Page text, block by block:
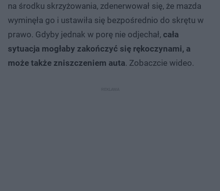
na środku skrzyżowania, zdenerwował się, że mazda
wyminęła go i ustawiła się bezpośrednio do skrętu w
prawo. Gdyby jednak w porę nie odjechał, cała
sytuacja mogłaby zakończyć się rękoczynami, a
może także zniszczeniem auta. Zobaczcie wideo.